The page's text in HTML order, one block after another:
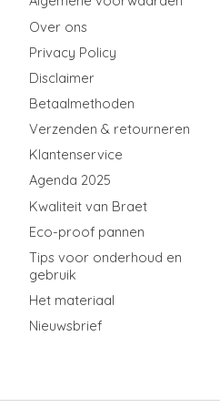
Over ons
Privacy Policy
Disclaimer
Betaalmethoden
Verzenden & retourneren
Klantenservice
Agenda 2025
Kwaliteit van Braet
Eco-proof pannen
Tips voor onderhoud en
gebruik
Het materiaal
Nieuwsbrief